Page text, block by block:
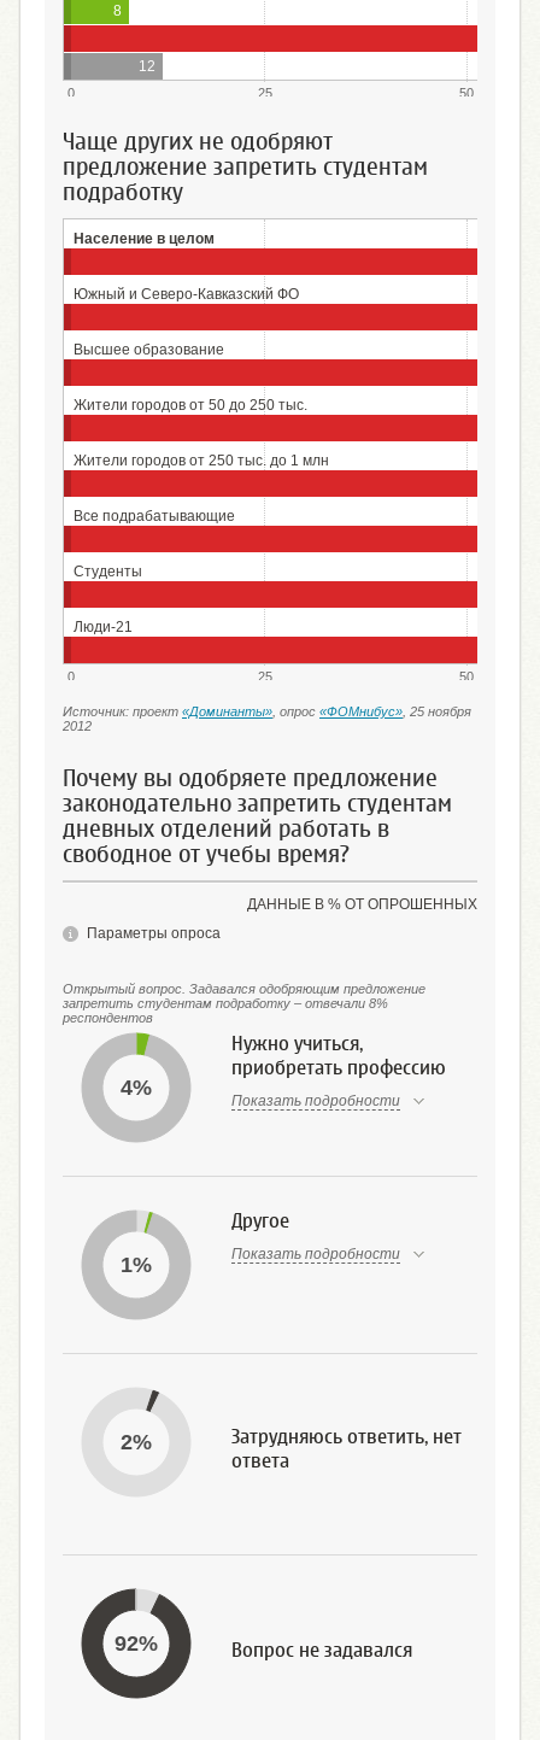
8
12
0 25 50
Чаще других не одобряют
предложение запретить студентам
подработку
Население в целом
Южный и Северо-Кавказский ФО
Высшее образование
Жители городов от 50 до 250 тыс.
Жители городов от 250 тыс. до 1 млн
Все подрабатывающие
Студенты
Люди-21
0 25 50
Источник: проект «Доминанты» , опрос «ФОМнибус» , 25 ноября
2012
Почему вы одобряете предложение
законодательно запретить студентам
дневных отделений работать в
свободное от учебы время?
ДАННЫЕ В % ОТ ОПРОШЕННЫХ
Параметры опроса
Открытый вопрос. Задавался одобряющим предложение
запретить студентам подработку – отвечали 8%
респондентов
4%
Нужно учиться,
приобретать профессию
Показать подробности
1%
Другое
Показать подробности
2%
Затрудняюсь ответить, нет
ответа
92% Вопрос не задавался